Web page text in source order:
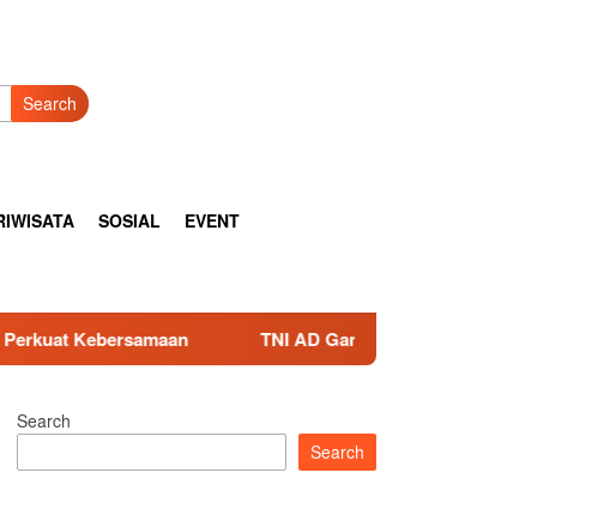
Search
SOSIAL EVENT
TNI AD Gandeng Pemda Tangani Sampah, Teknologi
Search
Search